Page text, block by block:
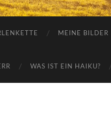
MEINE BILDER
WAS IST EIN HAIKU?